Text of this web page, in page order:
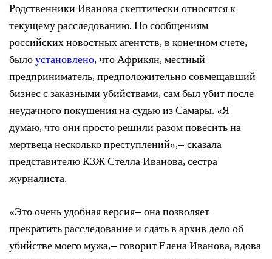
Родственники Иванова скептически относятся к
текущему расследованию. По сообщениям
российских новостных агентств, в конечном счете,
былоустановлено, что Африкян, местный
предприниматель, предположительно совмещавший
бизнес с заказными убийствами, сам был убит после
неудачного покушения на судью из Самары. «Я
думаю, что они просто решили разом повесить на
мертвеца несколько преступлений»,– сказала
представителю КЗЖ Стелла Иванова, сестра
журналиста.
«Это очень удобная версия– она позволяет
прекратить расследование и сдать в архив дело об
убийстве моего мужа,– говорит Елена Иванова, вдова